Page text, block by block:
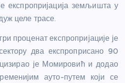
експропријација земљишта у
целе трасе.
проценат експропријације је
два експроприсано 90
је Момировић и додао
ауто-путем који се